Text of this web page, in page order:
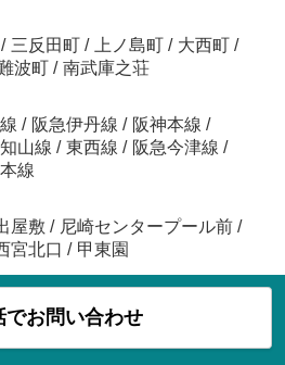
/ 三反田町 / 上ノ島町 / 大西町 /
波町 / 南武庫之荘
/ 阪急伊丹線 / 阪神本線 /
山線 / 東西線 / 阪急今津線 /
線
屋敷 / 尼崎センタープール前 /
宮北口 / 甲東園
でお問い合わせ